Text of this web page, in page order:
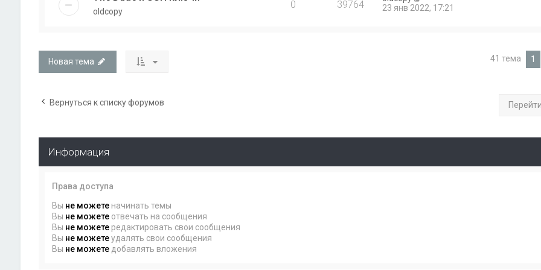
oldcopy
0 39764
23 янв 2022, 17:21
Новая тема 41 тема 1
Вернуться к списку форумов Перейти
Информация
Права доступа
Вы не можетеначинать темы
Вы не можетеотвечать на сообщения
Вы не можетередактировать свои сообщения
Вы не можетеудалять свои сообщения
Вы не можетедобавлять вложения